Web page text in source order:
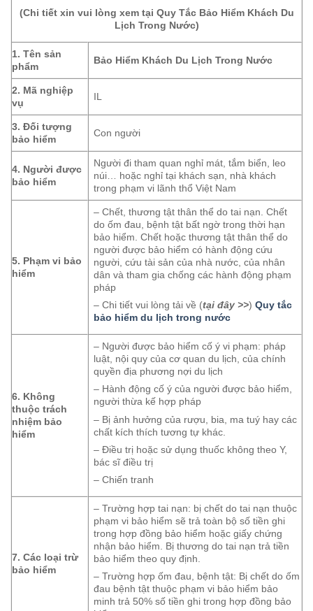
(Chi tiết xin vui lòng xem tại Quy Tắc Bảo Hiểm Khách Du
Lịch Trong Nước)
1. Tên sản
phẩm
Bảo Hiểm Khách Du Lịch Trong Nước
2. Mã nghiệp
vụ
IL
3. Đối tượng
bảo hiểm
Con người
4. Người được
bảo hiểm
Người đi tham quan nghỉ mát, tắm biển, leo
núi… hoặc nghỉ tại khách sạn, nhà khách
trong phạm vi lãnh thổ Việt Nam
5. Phạm vi bảo
hiểm
– Chết, thương tật thân thể do tai nạn. Chết
do ốm đau, bệnh tật bất ngờ trong thời hạn
bảo hiểm. Chết hoặc thương tật thân thể do
người được bảo hiểm có hành động cứu
người, cứu tài sản của nhà nước, của nhân
dân và tham gia chống các hành động phạm
pháp
– Chi tiết vui lòng tải về (tại đây >>)Quy tắc
bảo hiểm du lịch trong nước
6. Không
thuộc trách
nhiệm bảo
hiểm
– Người được bảo hiểm cố ý vi phạm: pháp
luật, nội quy của cơ quan du lịch, của chính
quyền địa phương nợi du lịch
– Hành động cố ý của người được bảo hiểm,
người thừa kế hợp pháp
– Bị ảnh hưởng của rượu, bia, ma tuý hay các
chất kích thích tương tự khác.
– Điều trị hoặc sử dụng thuốc không theo Y,
bác sĩ điều trị
– Chiến tranh
7. Các loại trừ
bảo hiểm
– Trường hợp tai nạn: bị chết do tai nạn thuộc
phạm vi bảo hiểm sẽ trả toàn bộ số tiền ghi
trong hợp đồng bảo hiểm hoặc giấy chứng
nhận bảo hiểm. Bị thương do tai nạn trả tiền
bảo hiểm theo quy định.
– Trường hợp ốm đau, bệnh tật: Bị chết do ốm
đau bệnh tật thuộc phạm vi bảo hiểm bảo
minh trả 50% số tiền ghi trong hợp đồng bảo